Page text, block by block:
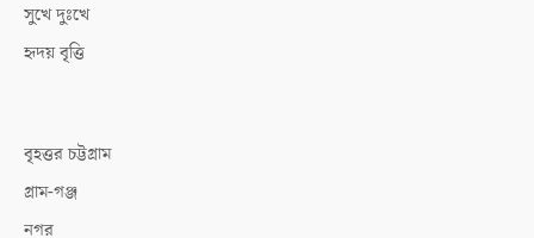
সুখে দুঃখে
হৃদয় বৃত্তি
বৃহত্তর চট্টগ্রাম
গ্রাম-গঞ্জ
নগর